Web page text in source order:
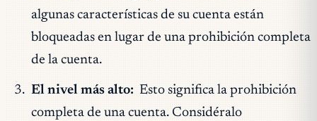
algunas características de su cuenta están
bloqueadas en lugar de una prohibición completa
de la cuenta.
El nivel más alto: Esto significa la prohibición
completa de una cuenta. Considéralo